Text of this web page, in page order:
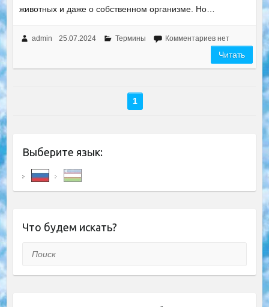
животных и даже о собственном организме. Но…
admin 25.07.2024 Термины Комментариев нет
Читать
1
Выберите язык:
Что будем искать?
Поиск